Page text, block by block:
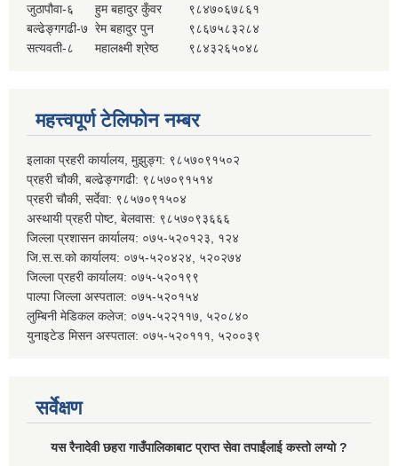
जुठापौवा-६
हुम बहादुर कुँवर
९८४७०६७८६१
बल्ढेङ्गगढी-७ रेम बहादुर पुन
९८६७५८३२८४
सत्यवती-८
महालक्ष्मी श्रेष्ठ ९८४३२६५०४८
महत्त्वपूर्ण टेलिफोन नम्बर
इलाका प्रहरी कार्यालय, मुझुङ्ग: ९८५७०९१५०२
प्रहरी चौकी, बल्ढेङ्गगढी: ९८५७०९१५१४
प्रहरी चौकी, सर्देवा: ९८५७०९१५०४
अस्थायी प्रहरी पोष्ट, बेलवास: ९८५७०९३६६६
जिल्ला प्रशासन कार्यालय: ०७५-५२०१२३, १२४
जि.स.स.को कार्यालय: ०७५-५२०४२४, ५२०२७४
जिल्ला प्रहरी कार्यालय: ०७५-५२०१९९
पाल्पा जिल्ला अस्पताल: ०७५-५२०१५४
लुम्बिनी मेडिकल कलेज: ०७५-५२२११७, ५२०८४०
युनाइटेड मिसन अस्पताल: ०७५-५२०१११, ५२००३९
सर्वेक्षण
यस रैनादेवी छहरा गाउँपालिकाबाट प्राप्त सेवा तपाईंलाई कस्तो लग्यो ?